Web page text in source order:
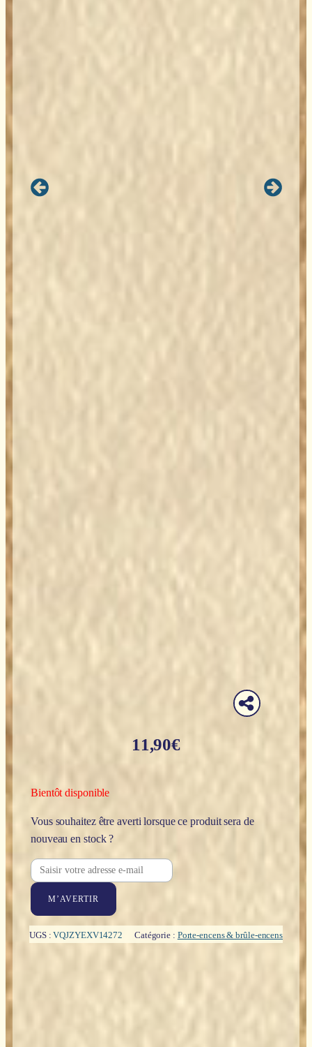
11,90€
Bientôt disponible
Vous souhaitez être averti lorsque ce produit sera de
nouveau en stock ?
M’AVERTIR
UGS :VQJZYEXV14272 Catégorie : Porte-encens & brûle-encens